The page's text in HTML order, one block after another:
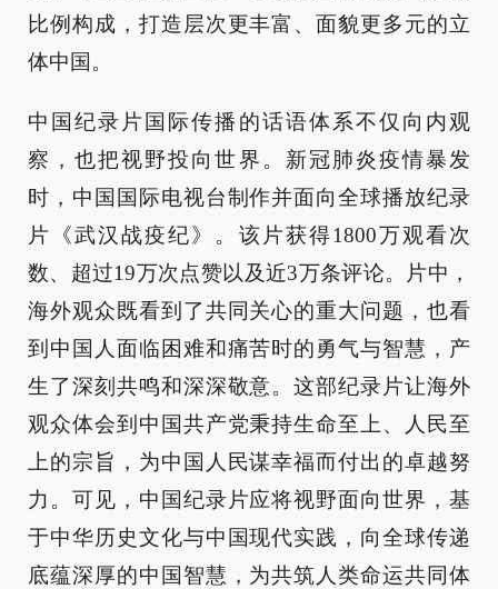
比例构成，打造层次更丰富、面貌更多元的立
体中国。
中国纪录片国际传播的话语体系不仅向内观
察，也把视野投向世界。新冠肺炎疫情暴发
时，中国国际电视台制作并面向全球播放纪录
片《武汉战疫纪》。该片获得1800万观看次
数、超过19万次点赞以及近3万条评论。片中，
海外观众既看到了共同关心的重大问题，也看
到中国人面临困难和痛苦时的勇气与智慧，产
生了深刻共鸣和深深敬意。这部纪录片让海外
观众体会到中国共产党秉持生命至上、人民至
上的宗旨，为中国人民谋幸福而付出的卓越努
力。可见，中国纪录片应将视野面向世界，基
于中华历史文化与中国现代实践，向全球传递
底蕴深厚的中国智慧，为共筑人类命运共同体